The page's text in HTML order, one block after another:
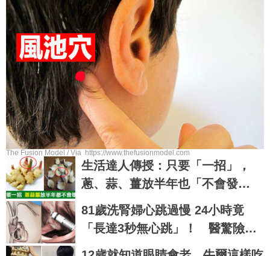
The Fusion Model / Via https://www.thefusionmodel.com
生活達人傳授：只要「一招」，
蔥、蒜、薑放半年也「不會發
芽」，營養不流失！｜每日健康H
ealth
81歲洗腎婦心跳過慢 24小時竟
「長達3秒無心跳」！ 醫驚險裝
新型節律器